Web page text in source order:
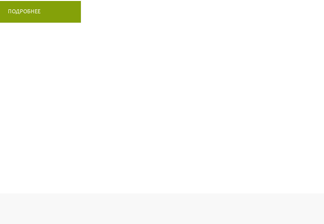
ПОДРОБНЕЕ